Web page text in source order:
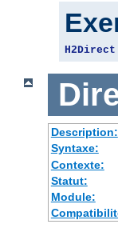
H2Direct
Description:
Syntaxe:
Contexte:
Statut:
Module: